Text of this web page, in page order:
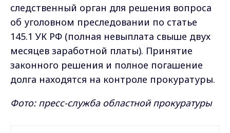
следственный орган для решения вопроса
об уголовном преследовании по статье
145.1 УК РФ (полная невыплата свыше двух
месяцев заработной платы). Принятие
законного решения и полное погашение
долга находятся на контроле прокуратуры.
Фото: пресс-служба областной прокуратуры